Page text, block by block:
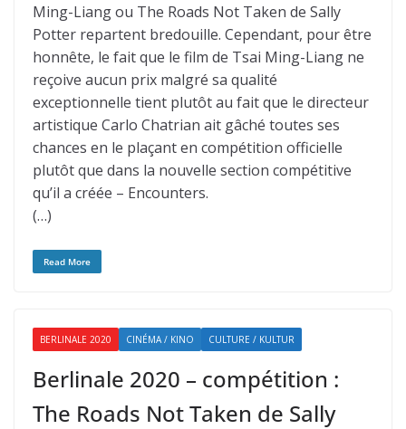
Ming-Liang ou The Roads Not Taken de Sally
Potter repartent bredouille. Cependant, pour être
honnête, le fait que le film de Tsai Ming-Liang ne
reçoive aucun prix malgré sa qualité
exceptionnelle tient plutôt au fait que le directeur
artistique Carlo Chatrian ait gâché toutes ses
chances en le plaçant en compétition officielle
plutôt que dans la nouvelle section compétitive
qu’il a créée – Encounters.
(…)
Read More
BERLINALE 2020 CINÉMA / KINO CULTURE / KULTUR
Berlinale 2020 – compétition :
The Roads Not Taken de Sally